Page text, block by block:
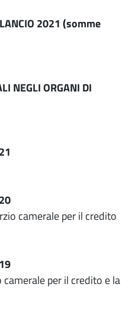
2021 (somme
NEGLI ORGANI DI
camerale per il credito
per il credito e la